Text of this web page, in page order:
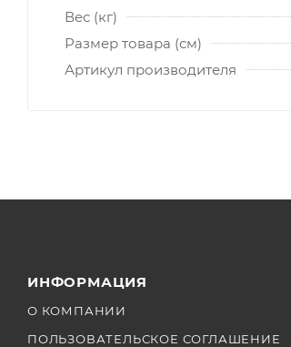
Вес (кг)
Размер товара (см)
Артикул производителя
ИНФОРМАЦИЯ
О КОМПАНИИ
ПОЛЬЗОВАТЕЛЬСКОЕ СОГЛАШЕНИЕ